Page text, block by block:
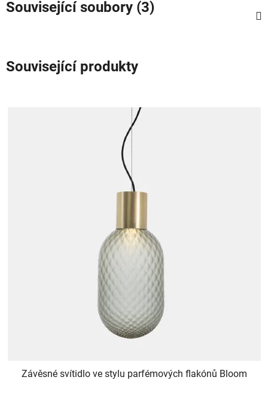
Související soubory (3)
Související produkty
Závěsné svítidlo ve stylu parfémových flakónů Bloom